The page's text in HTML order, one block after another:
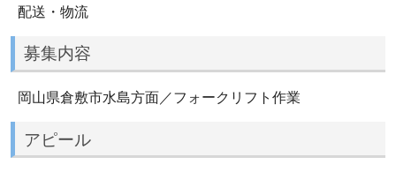
配送・物流
募集内容
岡山県倉敷市水島方面／フォークリフト作業
アピール